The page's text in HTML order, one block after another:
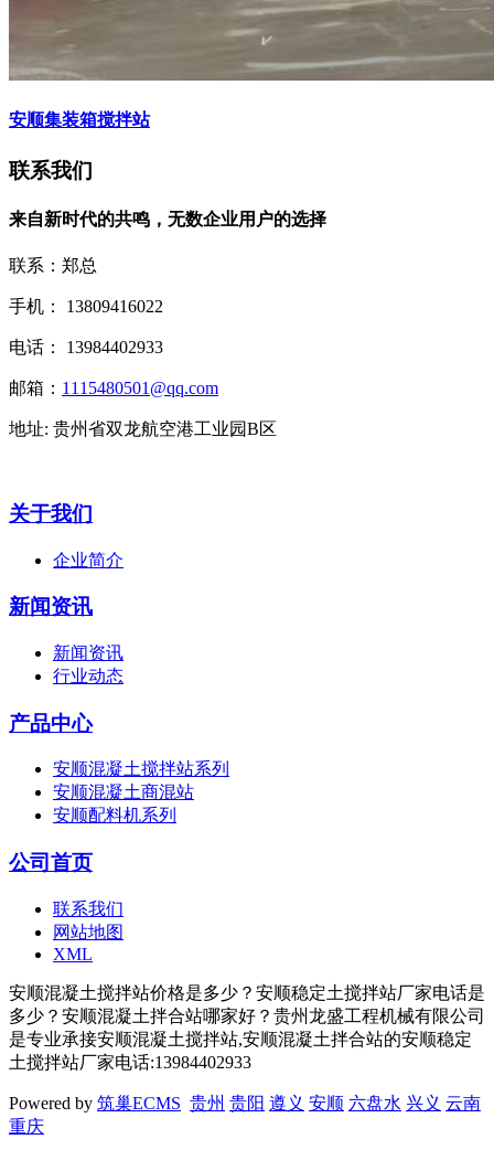
安顺集装箱搅拌站
联系我们
来自新时代的共鸣，无数企业用户的选择
联系：郑总
手机： 13809416022
电话： 13984402933
邮箱： 1115480501@qq.com
地址: 贵州省双龙航空港工业园B区
关于我们
企业简介
新闻资讯
新闻资讯
行业动态
产品中心
安顺混凝土搅拌站系列
安顺混凝土商混站
安顺配料机系列
公司首页
联系我们
网站地图
XML
安顺混凝土搅拌站价格是多少？安顺稳定土搅拌站厂家电话是
多少？安顺混凝土拌合站哪家好？贵州龙盛工程机械有限公司
是专业承接安顺混凝土搅拌站,安顺混凝土拌合站的安顺稳定
土搅拌站厂家电话:13984402933
Powered by 筑巢ECMS 贵州 贵阳 遵义 安顺 六盘水 兴义 云南
重庆